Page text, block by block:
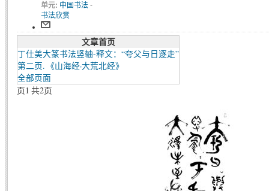
单元: 中国书法 -
书法欣赏
文章首页
丁仕美大篆书法竖轴-释文：“夸父与日逐走”
第二页. 《山海经·大荒北经》
全部页面
页1 共2页